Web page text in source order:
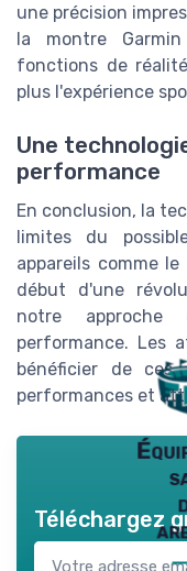
une précision
la montre
fonctions de
plus l'expérience
Une
performance
En conclusion, la
limites du
appareils comme
début d'une
notre
performance. Les
bénéficier de ces
performances et
Téléchargez